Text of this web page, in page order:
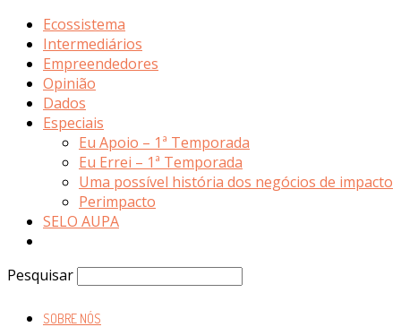
Ecossistema
Intermediários
Empreendedores
Opinião
Dados
Especiais
Eu Apoio – 1ª Temporada
Eu Errei – 1ª Temporada
Uma possível história dos negócios de impacto
Perimpacto
SELO AUPA
Pesquisar
SOBRE NÓS